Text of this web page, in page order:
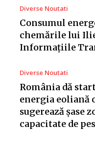
Diverse Noutati
Consumul
chemările lui
Informațiile
Diverse Noutati
România dă
energia eoliană
sugerează șase
capacitate de